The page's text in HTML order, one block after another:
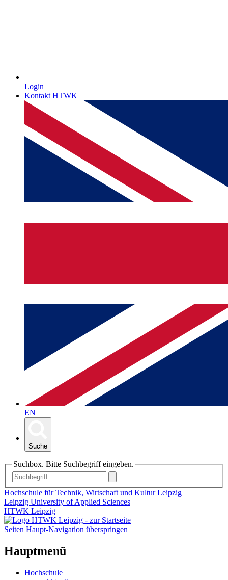
Login
Kontakt HTWK
EN
Suche
Suchbox. Bitte Suchbegriff eingeben.
Hochschule für Technik, Wirtschaft und Kultur Leipzig
Leipzig University of Applied Sciences
HTWK Leipzig
Seiten Haupt-Navigation überspringen
Hauptmenü
Hochschule